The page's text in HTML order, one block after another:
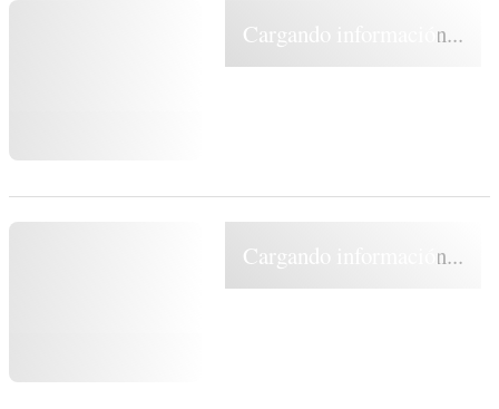
Cargando información...
Cargando información...